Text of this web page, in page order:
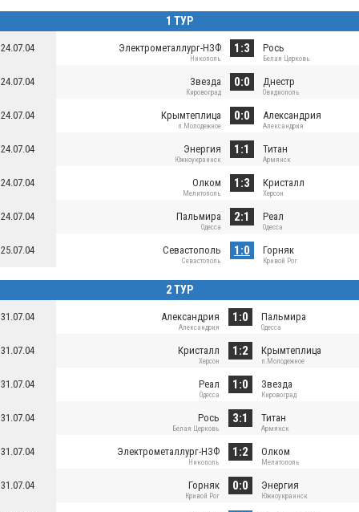
1 ТУР
24.07.04 Электрометаллург-НЗФ
Никополь
1:3 Рось
Белая Церковь
24.07.04 Звезда
Кировоград
0:0 Днестр
Овидиополь
24.07.04 Крымтеплица
п.Молодежное
0:0 Александрия
Александрия
24.07.04 Энергия
Южноукраинск
1:1 Титан
Армянск
24.07.04 Олком
Мелитополь
1:3 Кристалл
Херсон
24.07.04 Пальмира
Одесса
2:1 Реал
Одесса
25.07.04 Севастополь
Севастополь
1:0 Горняк
Кривой Рог
2 ТУР
31.07.04 Александрия
Александрия
1:0 Пальмира
Одесса
31.07.04 Кристалл
Херсон
1:2 Крымтеплица
п.Молодежное
31.07.04 Реал
Одесса
1:0 Звезда
Кировоград
31.07.04 Рось
Белая Церковь
3:1 Титан
Армянск
31.07.04 Электрометаллург-НЗФ
Никополь
1:2 Олком
Мелитополь
31.07.04 Горняк
Кривой Рог
0:0 Энергия
Южноукраинск